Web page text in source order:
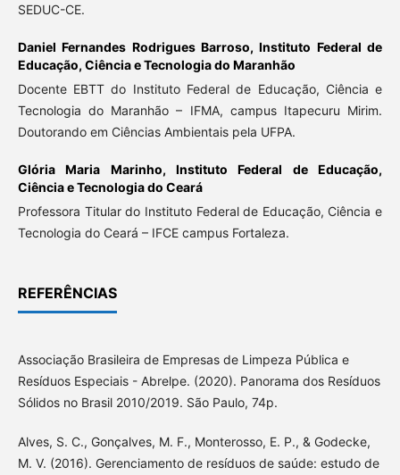
SEDUC-CE.
Daniel Fernandes Rodrigues Barroso,Instituto Federal de
Educação, Ciência e Tecnologia do Maranhão
Docente EBTT do Instituto Federal de Educação, Ciência e
Tecnologia do Maranhão – IFMA, campus Itapecuru Mirim.
Doutorando em Ciências Ambientais pela UFPA.
Glória Maria Marinho, Instituto Federal de Educação,
Ciência e Tecnologia do Ceará
Professora Titular do Instituto Federal de Educação, Ciência e
Tecnologia do Ceará – IFCE campus Fortaleza.
REFERÊNCIAS
Associação Brasileira de Empresas de Limpeza Pública e
Resíduos Especiais - Abrelpe. (2020). Panorama dos Resíduos
Sólidos no Brasil 2010/2019. São Paulo, 74p.
Alves, S. C., Gonçalves, M. F., Monterosso, E. P., & Godecke,
M. V. (2016). Gerenciamento de resíduos de saúde: estudo de